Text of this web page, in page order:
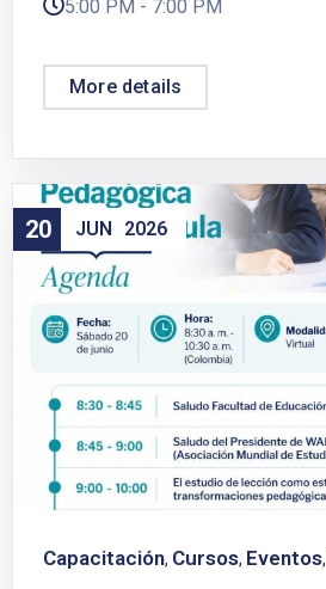
5:00 PM - 7:00 PM
More details
20 JUN 2026
Capacitación, Cursos, Eventos,